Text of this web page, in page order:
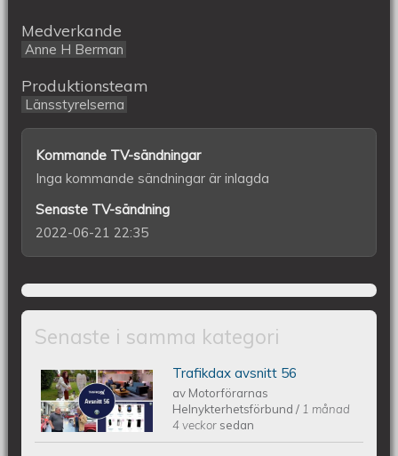
Medverkande
Anne H Berman
Produktionsteam
Länsstyrelserna
Kommande TV-sändningar
Inga kommande sändningar är inlagda
Senaste TV-sändning
2022-06-21 22:35
Senaste i samma kategori
Trafikdax - Avsnitt 56
Trafikdax avsnitt 56
av Motorförarnas
Helnykterhetsförbund/ 1 månad
4 veckor sedan